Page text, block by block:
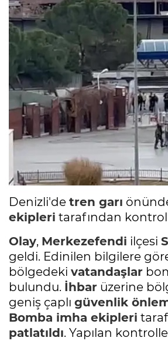
Denizli'de tren garı
ekipleri tarafından
Olay, Merkezefendi ilçesi
geldi. Edinilen bilgilere
bölgedeki vatandaşlar
bulundu. İhbar üzerine
geniş çaplı güvenlik
Bomba imha ekipleri
patlatıldı. Yapılan